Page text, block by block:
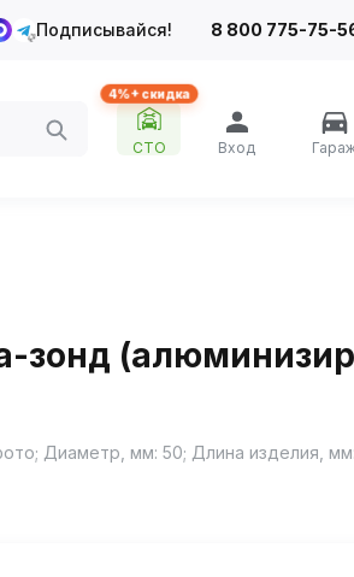
Подписывайся! 8 800 775-75-
4%+ скидка
СТО Вход
зонд